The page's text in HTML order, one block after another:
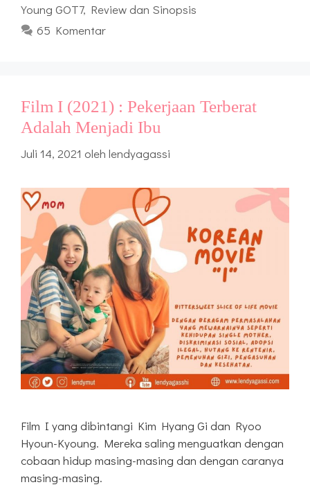
Young GOT7, Review dan Sinopsis
65 Komentar
Film I (2021) : Pekerjaan Terberat
Adalah Menjadi Ibu
Juli 14, 2021 oleh lendyagassi
Film I yang dibintangi Kim Hyang Gi dan Ryoo
Hyoun-Kyoung. Mereka saling menguatkan dengan
cobaan hidup masing-masing dan dengan caranya
masing-masing.